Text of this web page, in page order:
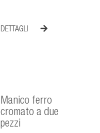
DETTAGLI
Manico ferro
cromato a due
pezzi